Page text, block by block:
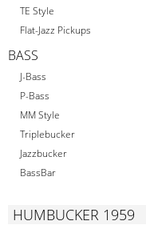
TE Style
Flat-Jazz Pickups
BASS
J-Bass
P-Bass
MM Style
Triplebucker
Jazzbucker
BassBar
HUMBUCKER 1959